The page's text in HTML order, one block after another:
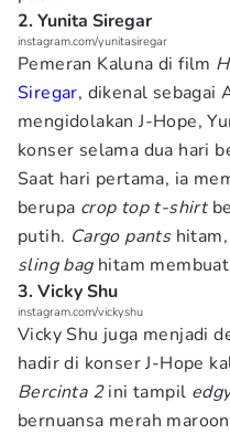
2. Yunita Siregar
instagram.com/yunitasiregar
Pemeran Kaluna di film
Siregar, dikenal sebagai
mengidolakan J-Hope,
konser selama dua hari
Saat hari pertama, ia
berupa crop top t-shirt
putih. Cargo pantshitam,
sling baghitam
3. Vicky Shu
instagram.com/vickyshu
Vicky Shu juga menjadi
hadir di konser J-Hope
Bercinta 2ini tampil
bernuansa merah